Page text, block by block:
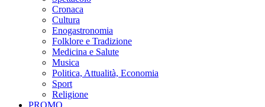
Cronaca
Cultura
Enogastronomia
Folklore e Tradizione
Medicina e Salute
Musica
Politica, Attualità, Economia
Sport
Religione
PROMO